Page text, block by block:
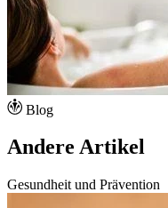
Blog
Andere Artikel
Gesundheit und Prävention